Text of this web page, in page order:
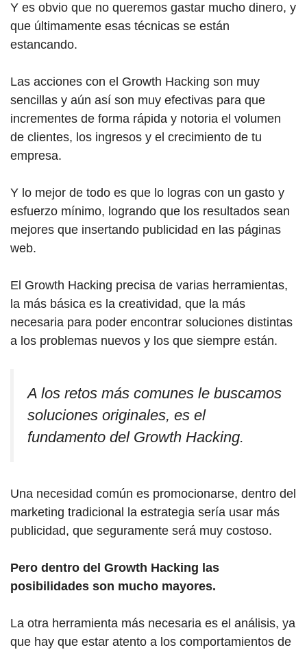
Y es obvio que no queremos gastar mucho dinero, y
que últimamente esas técnicas se están
estancando.
Las acciones con el Growth Hacking son muy
sencillas y aún así son muy efectivas para que
incrementes de forma rápida y notoria el volumen
de clientes, los ingresos y el crecimiento de tu
empresa.
Y lo mejor de todo es que lo logras con un gasto y
esfuerzo mínimo, logrando que los resultados sean
mejores que insertando publicidad en las páginas
web.
El Growth Hacking precisa de varias herramientas,
la más básica es la creatividad, que la más
necesaria para poder encontrar soluciones distintas
a los problemas nuevos y los que siempre están.
A los retos más comunes le buscamos
soluciones originales, es el
fundamento del Growth Hacking.
Una necesidad común es promocionarse, dentro del
marketing tradicional la estrategia sería usar más
publicidad, que seguramente será muy costoso.
Pero dentro del Growth Hacking las
posibilidades son mucho mayores.
La otra herramienta más necesaria es el análisis, ya
que hay que estar atento a los comportamientos de